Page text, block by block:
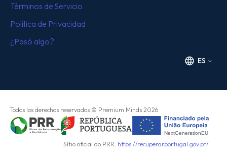
Términos de Servicio
Política de Privacidad
¿Pasó algo?
ES
Todos los derechos reservados © Premium Minds 2026
Sítio oficial do PRR: https://recuperarportugal.gov.pt/